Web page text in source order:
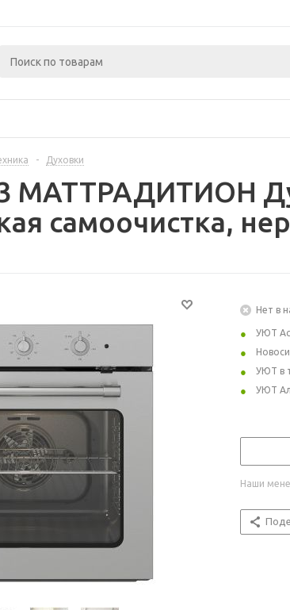
- Духовки
МАТТРАДИТИОН
самоочистка,
Нет в
УЮТ
УЮТ в
УЮТ
Наши